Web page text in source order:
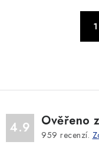
p
v
k
v
á
1
4.9 Ověřeno
959 recenzí.